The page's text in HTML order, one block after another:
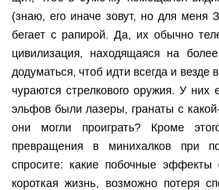
(знаю, его иначе зовут, но для меня
бегает с рапирой. Да, их обычно
цивилизация, находящаяся на
додуматься, чтоб идти всегда и
чураются стрелкового оружия. У
эльфов были лазеры, гранаты с
они могли проиграть? Кроме
превращения в минихалков при
спросите: какие побочные
короткая жизнь, возможно потеря